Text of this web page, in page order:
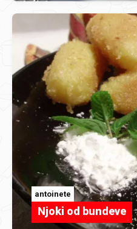
antoinete
Njoki od bundeve